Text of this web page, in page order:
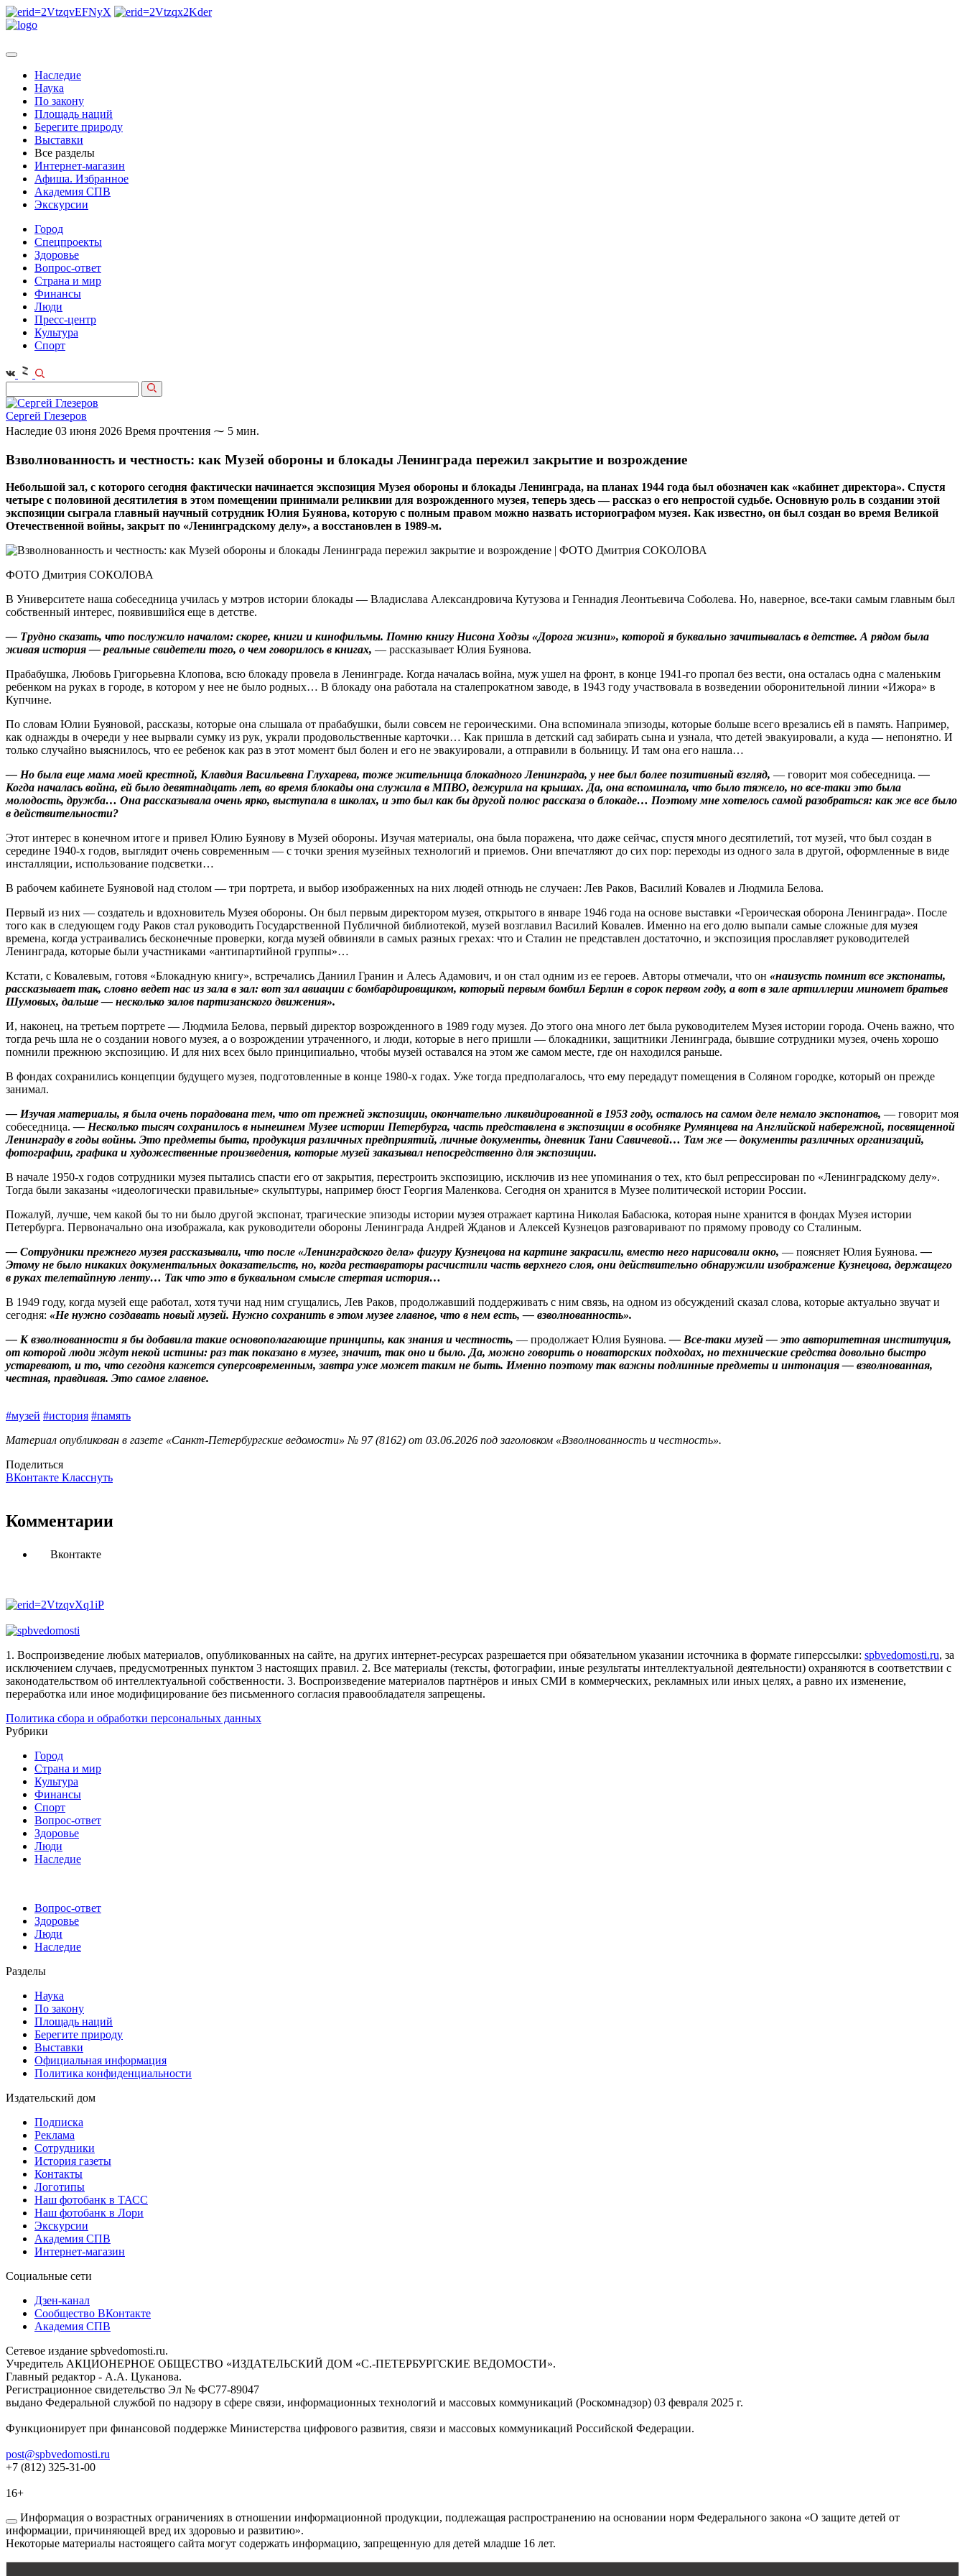
Наследие
Наука
По закону
Площадь наций
Берегите природу
Выставки
Все разделы
Интернет-магазин
Афиша. Избранное
Академия СПВ
Экскурсии
Город
Спецпроекты
Здоровье
Вопрос-ответ
Страна и мир
Финансы
Люди
Пресс-центр
Культура
Спорт
Сергей Глезеров
Наследие 03 июня 2026 Время прочтения ⁓ 5 мин.
Взволнованность и честность: как Музей обороны и блокады Ленинграда пережил закрытие и возрождение
Небольшой зал, с которого сегодня фактически начинается экспозиция Музея обороны и блокады Ленинграда, на планах 1944 года был обозначен как «кабинет директора». Спустя
четыре с половиной десятилетия в этом помещении принимали реликвии для возрожденного музея, теперь здесь — рассказ о его непростой судьбе. Основную роль в создании этой
экспозиции сыграла главный научный сотрудник Юлия Буянова, которую с полным правом можно назвать историографом музея. Как известно, он был создан во время Великой
Отечественной войны, закрыт по «Ленинградскому делу», а восстановлен в 1989‑м.
ФОТО Дмитрия СОКОЛОВА
В Университете наша собеседница училась у мэтров истории блокады — Владислава Александровича Кутузова и Геннадия Леонтьевича Соболева. Но, наверное, все‑таки самым главным был
собственный интерес, появившийся еще в детстве.
— Трудно сказать, что послужило началом: скорее, книги и кинофильмы. Помню книгу Нисона Ходзы «Дорога жизни», которой я буквально зачитывалась в детстве. А рядом была
живая история — реальные свидетели того, о чем говорилось в книгах, — рассказывает Юлия Буянова.
Прабабушка, Любовь Григорьевна Клопова, всю блокаду провела в Ленинграде. Когда началась война, муж ушел на фронт, в конце 1941‑го пропал без вести, она осталась одна с маленьким
ребенком на руках в городе, в котором у нее не было родных… В блокаду она работала на сталепрокатном заводе, в 1943 году участвовала в возведении оборонительной линии «Ижора» в
Купчине.
По словам Юлии Буяновой, рассказы, которые она слышала от прабабушки, были совсем не героическими. Она вспоминала эпизоды, которые больше всего врезались ей в память. Например,
как однажды в очереди у нее вырвали сумку из рук, украли продовольственные карточки… Как пришла в детский сад забирать сына и узнала, что детей эвакуировали, а куда — непонятно. И
только случайно выяснилось, что ее ребенок как раз в этот момент был болен и его не эвакуировали, а отправили в больницу. И там она его нашла…
— Но была еще мама моей крестной, Клавдия Васильевна Глухарева, тоже жительница блокадного Ленинграда, у нее был более позитивный взгляд, — говорит моя собеседница.—
Когда началась война, ей было девятнадцать лет, во время блокады она служила в МПВО, дежурила на крышах. Да, она вспоминала, что было тяжело, но все‑таки это была
молодость, дружба… Она рассказывала очень ярко, выступала в школах, и это был как бы другой полюс рассказа о блокаде… Поэтому мне хотелось самой разобраться: как же все было
в действительности?
Этот интерес в конечном итоге и привел Юлию Буянову в Музей обороны. Изучая материалы, она была поражена, что даже сейчас, спустя много десятилетий, тот музей, что был создан в
середине 1940‑х годов, выглядит очень современным — с точки зрения музейных технологий и приемов. Они впечатляют до сих пор: переходы из одного зала в другой, оформленные в виде
инсталляции, использование подсветки…
В рабочем кабинете Буяновой над столом — три портрета, и выбор изображенных на них людей отнюдь не случаен: Лев Раков, Василий Ковалев и Людмила Белова.
Первый из них — создатель и вдохновитель Музея обороны. Он был первым директором музея, открытого в январе 1946 года на основе выставки «Героическая оборона Ленинграда». После
того как в следующем году Раков стал руководить Государственной Пуб­личной библиотекой, музей возглавил Василий Ковалев. Именно на его долю выпали самые сложные для музея
времена, когда устраивались бесконечные проверки, когда музей обвиняли в самых разных грехах: что и Сталин не представлен достаточно, и экспозиция прославляет руководителей
Ленинграда, которые были участниками «антипартийной группы»…
Кстати, с Ковалевым, готовя «Блокадную книгу», встречались Даниил Гранин и Алесь Адамович, и он стал одним из ее героев. Авторы отмечали, что он «наизусть помнит все экспонаты,
рассказывает так, словно ведет нас из зала в зал: вот зал авиации с бомбардировщиком, который первым бомбил Берлин в сорок первом году, а вот в зале артиллерии миномет братьев
Шумовых, дальше — несколько залов партизанского движения».
И, наконец, на третьем порт­рете — Людмила Белова, первый директор возрожденного в 1989 году музея. До этого она много лет была руководителем Музея истории города. Очень важно, что
тогда речь шла не о создании нового музея, а о возрождении утраченного, и люди, которые в него пришли — блокадники, защитники Ленинграда, бывшие сотрудники музея, очень хорошо
помнили прежнюю экспозицию. И для них всех было принципиально, чтобы музей оставался на этом же самом месте, где он находился раньше.
В фондах сохранились концепции будущего музея, подготовленные в конце 1980‑х годах. Уже тогда предполагалось, что ему передадут помещения в Соляном городке, который он прежде
занимал.
— Изучая материалы, я была очень порадована тем, что от прежней экспозиции, окончательно ликвидированной в 1953 году, осталось на самом деле немало экспонатов, — говорит моя
собеседница.— Несколько тысяч сохранилось в нынешнем Музее истории Петербурга, часть представлена в экспозиции в особняке Румянцева на Английской набережной, посвященной
Ленинграду в годы войны. Это предметы быта, продукция различных предприятий, личные документы, дневник Тани Савичевой… Там же — документы различных организаций,
фотографии, графика и художественные произведения, которые музей заказывал непосредственно для экспозиции.
В начале 1950‑х годов сотрудники музея пытались спасти его от закрытия, перестроить экспозицию, исключив из нее упоминания о тех, кто был репрессирован по «Ленинградскому делу».
Тогда были заказаны «идеологически правильные» скульптуры, например бюст Георгия Маленкова. Сегодня он хранится в Музее политической истории России.
Пожалуй, лучше, чем какой бы то ни было другой экспонат, трагические эпизоды истории музея отражает картина Николая Бабасюка, которая ныне хранится в фондах Музея истории
Петербурга. Первоначально она изображала, как руководители обороны Ленинграда Андрей Жданов и Алексей Кузнецов разговаривают по прямому проводу со Сталиным.
— Сотрудники прежнего музея рассказывали, что после «Ленинградского дела» фигуру Кузнецова на картине закрасили, вместо него нарисовали окно, — поясняет Юлия Буянова.—
Этому не было никаких документальных доказательств, но, когда реставраторы расчис­тили часть верхнего слоя, они действительно обнаружили изображение Кузнецова, держащего
в руках телетайпную ленту… Так что это в буквальном смысле стертая история…
В 1949 году, когда музей еще работал, хотя тучи над ним сгущались, Лев Раков, продолжавший поддерживать с ним связь, на одном из обсуждений сказал слова, которые актуально звучат и
сегодня: «Не нужно создавать новый музей. Нужно сохранить в этом музее главное, что в нем есть, — взволнованность».
— К взволнованности я бы добавила такие основополагающие принципы, как знания и честность, — продолжает Юлия Буянова.— Все‑таки музей — это авторитетная институция,
от которой люди ждут некой истины: раз так показано в музее, значит, так оно и было. Да, можно говорить о новаторских подходах, но технические средства довольно быстро
устаревают, и то, что сегодня кажется суперсовременным, завтра уже может таким не быть. Именно поэтому так важны подлинные предметы и интонация — взволнованная,
честная, правдивая. Это самое главное.
#музей #история #память
Материал опубликован в газете «Санкт-Петербургские ведомости» № 97 (8162) от 03.06.2026 под заголовком «Взволнованность и честность».
Поделиться
ВКонтакте Класснуть
Комментарии
Вконтакте
1. Воспроизведение любых материалов, опубликованных на сайте, на других интернет-ресурсах разрешается при обязательном указании источника в формате гиперссылки: spbvedomosti.ru, за
исключением случаев, предусмотренных пунктом 3 настоящих правил. 2. Все материалы (тексты, фотографии, иные результаты интеллектуальной деятельности) охраняются в соответствии с
законодательством об интеллектуальной собственности. 3. Воспроизведение материалов партнёров и иных СМИ в коммерческих, рекламных или иных целях, а равно их изменение,
переработка или иное модифицирование без письменного согласия правообладателя запрещены.
Политика сбора и обработки персональных данных
Рубрики
Город
Страна и мир
Культура
Финансы
Спорт
Вопрос-ответ
Здоровье
Люди
Наследие
Вопрос-ответ
Здоровье
Люди
Наследие
Разделы
Наука
По закону
Площадь наций
Берегите природу
Выставки
Официальная информация
Политика конфиденциальности
Издательский дом
Подписка
Реклама
Сотрудники
История газеты
Контакты
Логотипы
Наш фотобанк в ТАСС
Наш фотобанк в Лори
Экскурсии
Академия СПВ
Интернет-магазин
Социальные сети
Дзен-канал
Сообщество ВКонтакте
Академия СПВ
Сетевое издание spbvedomosti.ru.
Учредитель АКЦИОНЕРНОЕ ОБЩЕСТВО «ИЗДАТЕЛЬСКИЙ ДОМ «С.-ПЕТЕРБУРГСКИЕ ВЕДОМОСТИ».
Главный редактор - А.А. Цуканова.
Регистрационное свидетельство Эл № ФС77-89047
выдано Федеральной службой по надзору в сфере связи, информационных технологий и массовых коммуникаций (Роскомнадзор) 03 февраля 2025 г.
Функционирует при финансовой поддержке Министерства цифрового развития, связи и массовых коммуникаций Российской Федерации.
post@spbvedomosti.ru
+7 (812) 325-31-00
16+
Информация о возрастных ограничениях в отношении информационной продукции, подлежащая распространению на основании норм Федерального закона «О защите детей от
информации, причиняющей вред их здоровью и развитию».
Некоторые материалы настоящего сайта могут содержать информацию, запрещенную для детей младше 16 лет.